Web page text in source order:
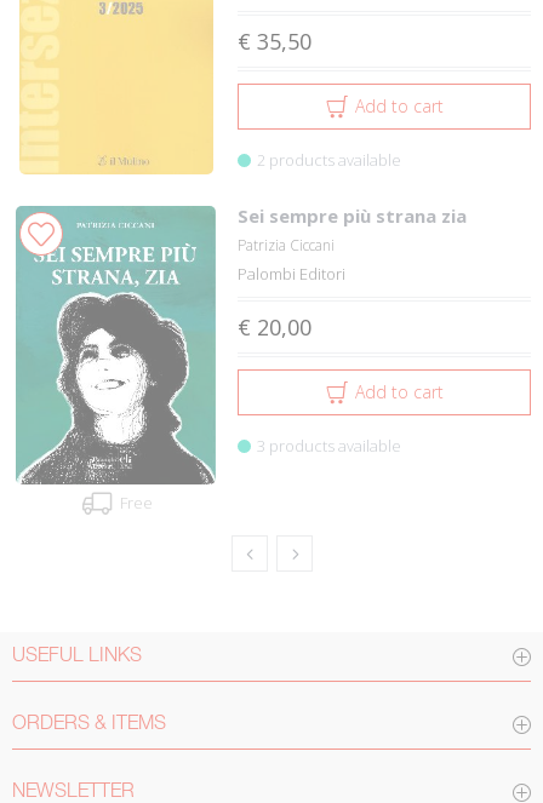
€ 35,50
Add to cart
2 products available
Free
Sei sempre più strana zia
Patrizia Ciccani
Palombi Editori
€ 20,00
Add to cart
3 products available
USEFUL LINKS
ORDERS & ITEMS
NEWSLETTER